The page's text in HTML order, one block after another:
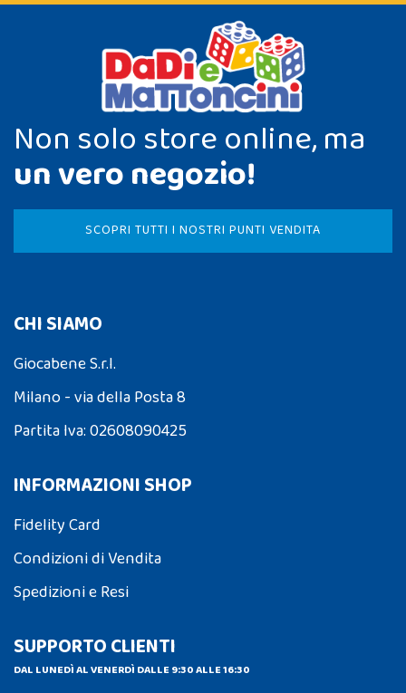
Non solo store online, ma
un vero negozio!
SCOPRI TUTTI I NOSTRI PUNTI VENDITA
CHI SIAMO
Giocabene S.r.l.
Milano - via della Posta 8
Partita Iva: 02608090425
INFORMAZIONI SHOP
Fidelity Card
Condizioni di Vendita
Spedizioni e Resi
SUPPORTO CLIENTI
DAL LUNEDÌ AL VENERDÌ DALLE 9:30 ALLE 16:30